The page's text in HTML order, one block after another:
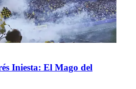
Iniesta: El Mago del